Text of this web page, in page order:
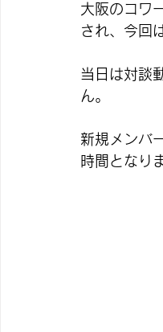
大阪のコワ
され、今回
当日は対談
ん。
新規メンバ
時間となり